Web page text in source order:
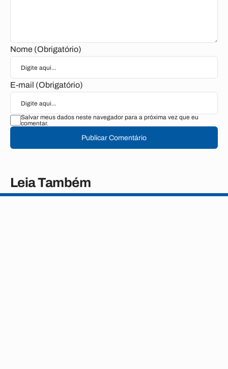
Nome (Obrigatório)
E-mail (Obrigatório)
Salvar meus dados neste navegador para a próxima vez que eu
comentar.
Publicar Comentário
Leia Também